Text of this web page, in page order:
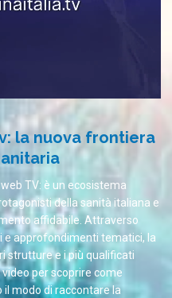
la nuova frontiera
TV: è un ecosistema
della sanità italiana e
affidabile. Attraverso
e approfondimenti tematici, la
strutture e i più qualificati
per scoprire come
modo di raccontare la